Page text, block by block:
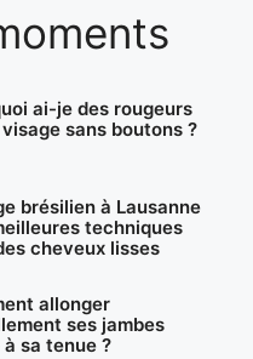
ai-je des rougeurs
sans boutons ?
brésilien à Lausanne
techniques
cheveux lisses
allonger
ses jambes
sa tenue ?